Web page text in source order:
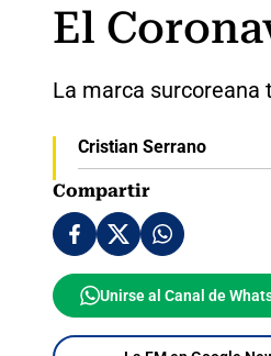
El
La marca surcoreana
Cristian Serrano
Compartir
Unirse al Canal de